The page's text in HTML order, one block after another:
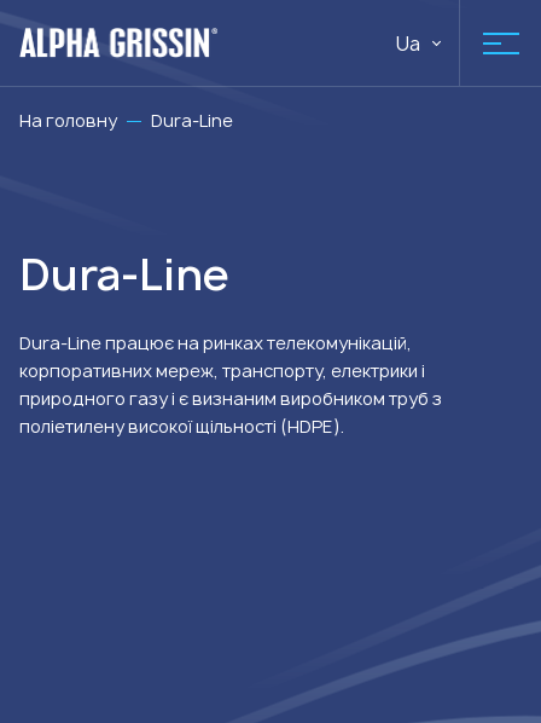
Ua
На головну Dura-Line
Dura-Line
Dura-Line працює на ринках телекомунікацій,
корпоративних мереж, транспорту, електрики і
природного газу і є визнаним виробником труб з
поліетилену високої щільності (HDPE).